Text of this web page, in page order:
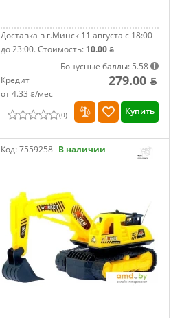
Доставка в г.Минск 11 августа с 18:00
до 23:00.Стоимость: 10.00 ƃ
Бонусные баллы: 5.58
Кредит
от 4.33 ƃ/мec
279.00 ƃ
(0) Купить
Код:7559258 В наличии